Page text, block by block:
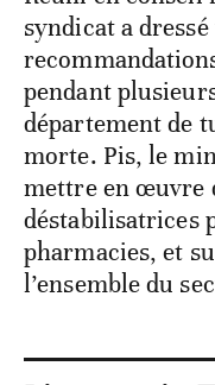
syndicat a
pendant
département de
morte. Pis, le
mettre en œuvre
déstabilisatrices
pharmacies, et
l’ensemble du